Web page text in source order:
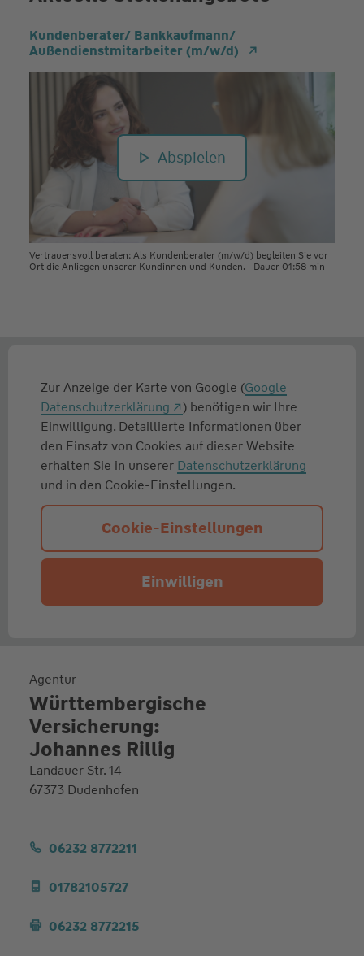
Kundenberater/ Bankkaufmann/
Außendienstmitarbeiter (m/w/d)
Abspielen
Vertrauensvoll beraten: Als Kundenberater (m/w/d) begleiten Sie vor
Ort die Anliegen unserer Kundinnen und Kunden. - Dauer 01:58 min
Zur Anzeige der Karte von Google (Google
Datenschutzerklärung
) benötigen wir Ihre
Einwilligung. Detaillierte Informationen über
den Einsatz von Cookies auf dieser Website
erhalten Sie in unserer Datenschutzerklärung
und in den Cookie-Einstellungen.
Cookie-Einstellungen
Einwilligen
Agentur
Württembergische
Versicherung:
Johannes Rillig
Landauer Str. 14
67373 Dudenhofen
06232 8772211
01782105727
06232 8772215